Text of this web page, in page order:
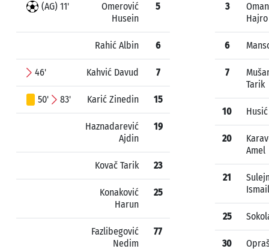
(AG) 11'
Omerović
Husein
5
Rahić Albin 6
46' Kahvić Davud 7
50' 83' Karić Zinedin 15
Haznadarević
Ajdin
19
Kovač Tarik 23
Konaković
Harun
25
Fazlibegović
Nedim
77
3
Hajro
6
7
Tarik
10
20
Amel
21
Ismail
25
30